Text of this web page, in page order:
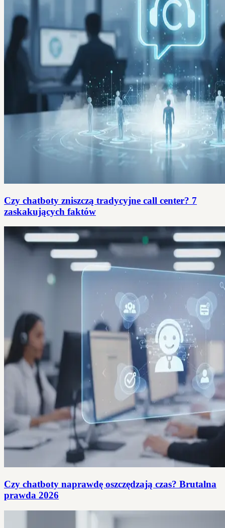
Czy chatboty zniszczą tradycyjne call center? 7
zaskakujących faktów
Czy chatboty naprawdę oszczędzają czas? Brutalna
prawda 2026